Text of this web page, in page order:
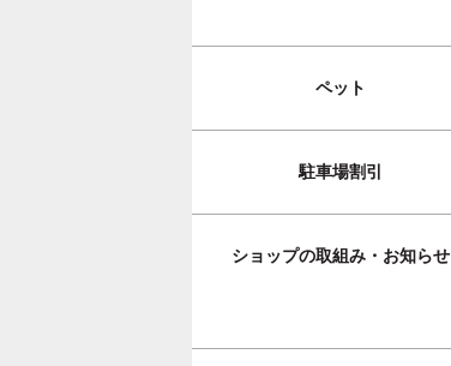
ペット
駐車場割引
ショップの取組み・お知らせ